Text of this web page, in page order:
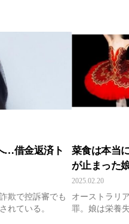
…借金返済ト
欺で控訴審でも
れている。
菜食は本当
が止まった
険性とは
2025.02.20
オーストラリ
罪。娘は栄養